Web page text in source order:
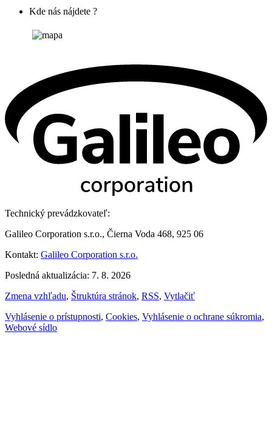
Kde nás nájdete ?
Technický prevádzkovateľ:
Galileo Corporation s.r.o., Čierna Voda 468, 925 06
Kontakt: Galileo Corporation s.r.o.
Posledná aktualizácia: 7. 8. 2026
Zmena vzhľadu, Štruktúra stránok, RSS, Vytlačiť
Vyhlásenie o prístupnosti, Cookies, Vyhlásenie o ochrane súkromia,
Webové sídlo